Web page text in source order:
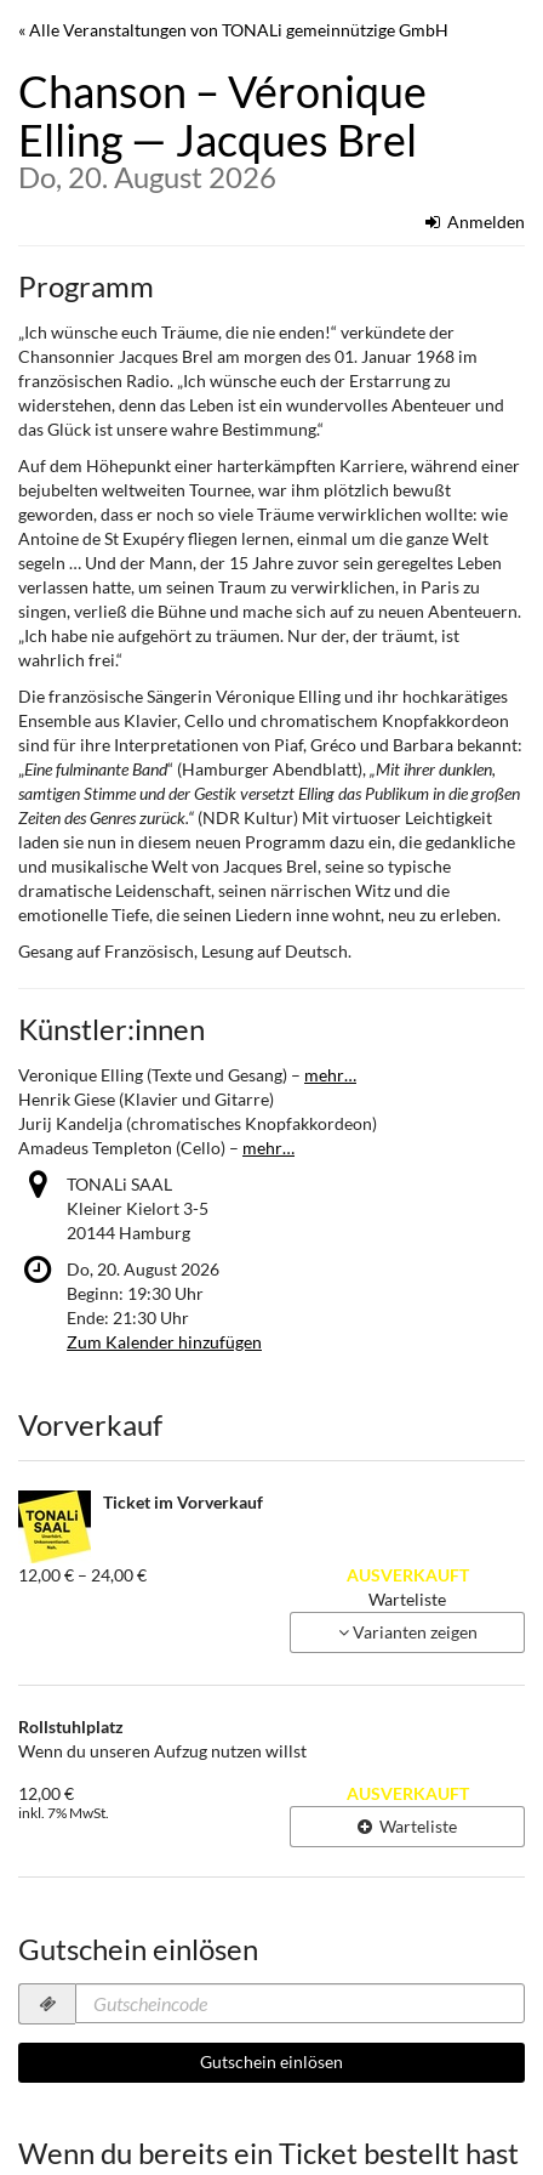
Zum
Inhalt
springen
« Alle Veranstaltungen von TONALi gemeinnützige GmbH
Chanson – Véronique
Elling — Jacques Brel
Do, 20. August 2026
Anmelden
Programm
„Ich wünsche euch Träume, die nie enden!“ verkündete der
Chansonnier Jacques Brel am morgen des 01. Januar 1968 im
französischen Radio. „Ich wünsche euch der Erstarrung zu
widerstehen, denn das Leben ist ein wundervolles Abenteuer und
das Glück ist unsere wahre Bestimmung.“
Auf dem Höhepunkt einer harterkämpften Karriere, während einer
bejubelten weltweiten Tournee, war ihm plötzlich bewußt
geworden, dass er noch so viele Träume verwirklichen wollte: wie
Antoine de St Exupéry fliegen lernen, einmal um die ganze Welt
segeln … Und der Mann, der 15 Jahre zuvor sein geregeltes Leben
verlassen hatte, um seinen Traum zu verwirklichen, in Paris zu
singen, verließ die Bühne und mache sich auf zu neuen Abenteuern.
„Ich habe nie aufgehört zu träumen. Nur der, der träumt, ist
wahrlich frei.“
Die französische Sängerin Véronique Elling und ihr hochkarätiges
Ensemble aus Klavier, Cello und chromatischem Knopfakkordeon
sind für ihre Interpretationen von Piaf, Gréco und Barbara bekannt:
„Eine fulminante Band“ (Hamburger Abendblatt),„Mit ihrer dunklen,
samtigen Stimme und der Gestik versetzt Elling das Publikum in die großen
Zeiten des Genres zurück.“ (NDR Kultur) Mit virtuoser Leichtigkeit
laden sie nun in diesem neuen Programm dazu ein, die gedankliche
und musikalische Welt von Jacques Brel, seine so typische
dramatische Leidenschaft, seinen närrischen Witz und die
emotionelle Tiefe, die seinen Liedern inne wohnt, neu zu erleben.
Gesang auf Französisch, Lesung auf Deutsch.
Künstler:innen
Veronique Elling (Texte und Gesang) – mehr…
Henrik Giese (Klavier und Gitarre)
Jurij Kandelja (chromatisches Knopfakkordeon)
Amadeus Templeton (Cello) – mehr…
TONALi SAAL
Kleiner Kielort 3-5
20144 Hamburg
Do, 20. August 2026
Beginn: 19:30 Uhr
Ende: 21:30 Uhr
Zum Kalender hinzufügen
Produkte
Vorverkauf
Ticket im Vorverkauf
von
12,00 € – 24,00 €
AUSVERKAUFT
Warteliste
Varianten zeigen
Rollstuhlplatz
Wenn du unseren Aufzug nutzen willst
12,00 €
inkl. 7% MwSt.
AUSVERKAUFT
Warteliste
Gutschein einlösen
Gutscheincode
erforderlich
Gutschein einlösen
Wenn du bereits ein Ticket bestellt hast